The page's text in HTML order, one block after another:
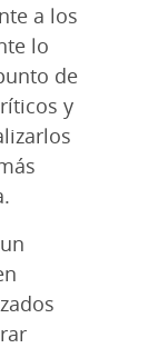
a los
lo
de
y